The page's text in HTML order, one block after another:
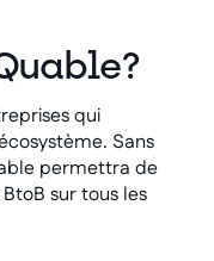
qui
Sans
permettra de
sur tous les